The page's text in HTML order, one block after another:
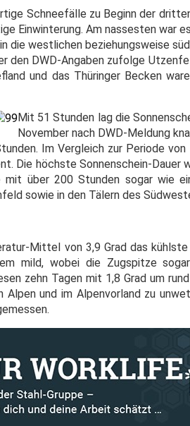
Schneefälle zu Beginn der
Einwinterung. Am nassesten war
die westlichen beziehungsweise
den DWD-Angaben zufolge
und das Thüringer Becken
Mit 51 Stunden lag die
November nach DWD-Meldung
Im Vergleich zur Periode
Die höchste Sonnenschein-Dauer
über 200 Stunden sogar wie
sowie in den Tälern des
Mittel von 3,9 Grad das
mild, wobei die Zugspitze sogar
zehn Tagen mit 1,8 Grad um
und im Alpenvorland zu